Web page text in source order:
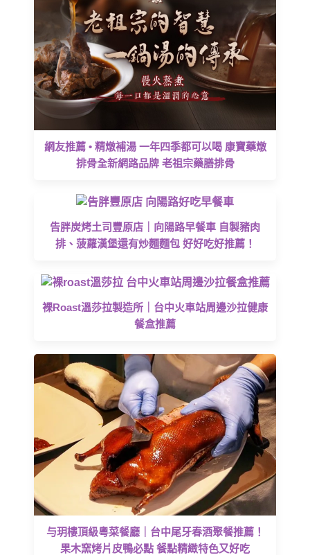
網友推薦 • 精燉補湯 一年四季都可以喝 康寶藥燉
排骨全新網路品牌 老祖宗藥膳排骨
告胖炭烤土司豐原店｜向陽路早餐車 自製豬肉
排、菠蘿漢堡還有炒麵麵包 好好吃好推薦！
裸Roast溫莎拉製造所｜台中火車站周邊沙拉健康
餐盒推薦
与玥樓頂級粵菜餐廳｜台中尾牙春酒聚餐推薦！
果木窯烤片皮鴨必點 餐點精緻特色又好吃